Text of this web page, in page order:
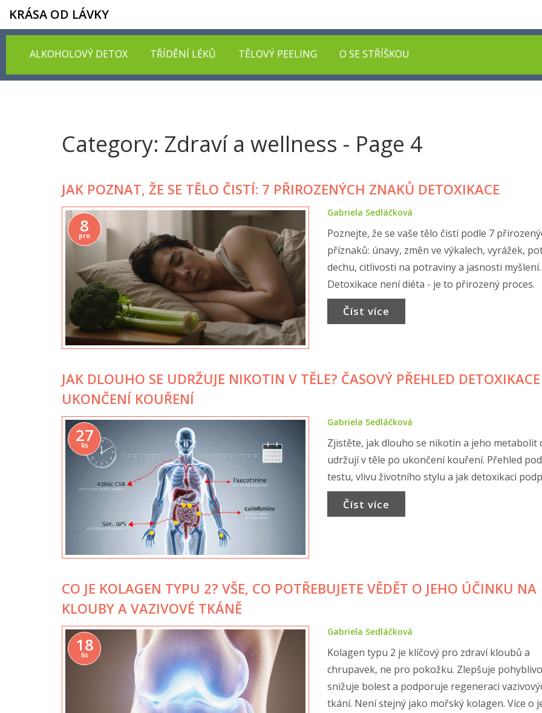
KRÁSA OD LÁVKY
ALKOHOLOVÝ DETOX TŘÍDĚNÍ LÉKŮ TĚLOVÝ PEELING O SE STŘÍŠKOU
Category: Zdraví a wellness - Page 4
JAK POZNAT, ŽE SE TĚLO ČISTÍ: 7 PŘIROZENÝCH ZNAKŮ DETOXIKACE
8
pro
Gabriela Sedláčková
Poznejte, že se vaše tělo čistí podle 7
příznaků: únavy, změn ve výkalech, vyrážek,
dechu, citlivosti na potraviny a jasnosti myšlení.
Detoxikace není diéta - je to přirozený proces.
Číst více
JAK DLOUHO SE UDRŽUJE NIKOTIN V TĚLE? ČASOVÝ PŘEHLED
UKONČENÍ KOUŘENÍ
27
lis
Gabriela Sedláčková
Zjistěte, jak dlouho se nikotin a jeho metabolit
udržují v těle po ukončení kouření. Přehled
testu, vlivu životního stylu a jak detoxikaci
Číst více
CO JE KOLAGEN TYPU 2? VŠE, CO POTŘEBUJETE VĚDĚT O JEHO ÚČINKU NA
KLOUBY A VAZIVOVÉ TKÁNĚ
18
lis
Gabriela Sedláčková
Kolagen typu 2 je klíčový pro zdraví kloubů a
chrupavek, ne pro pokožku. Zlepšuje
snižuje bolest a podporuje regeneraci
tkání. Není stejný jako mořský kolagen. Více o